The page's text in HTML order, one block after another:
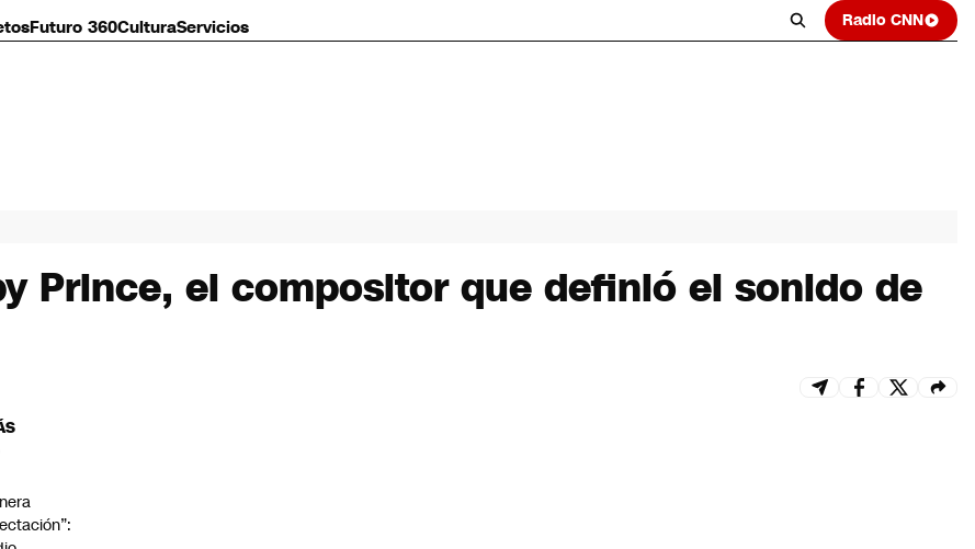
Futuro 360CulturaServicios Radio CNN
Prince, el compositor que definió el sonido de